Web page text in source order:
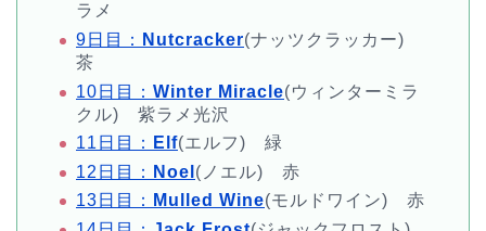
ラメ
9日目：
Nutcracker(ナッツクラッカー)
茶
10日目： Winter Miracle(ウィンターミラ
クル) 紫ラメ光沢
11日目：
Elf(エルフ) 緑
12日目：
Noel (ノエル) 赤
13日目：
Mulled Wine(モルドワイン) 赤